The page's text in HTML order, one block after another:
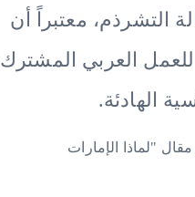
التشرذم، معتبراً أن
العربي المشترك
الهادئة.